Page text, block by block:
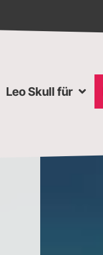
Leo Skull für